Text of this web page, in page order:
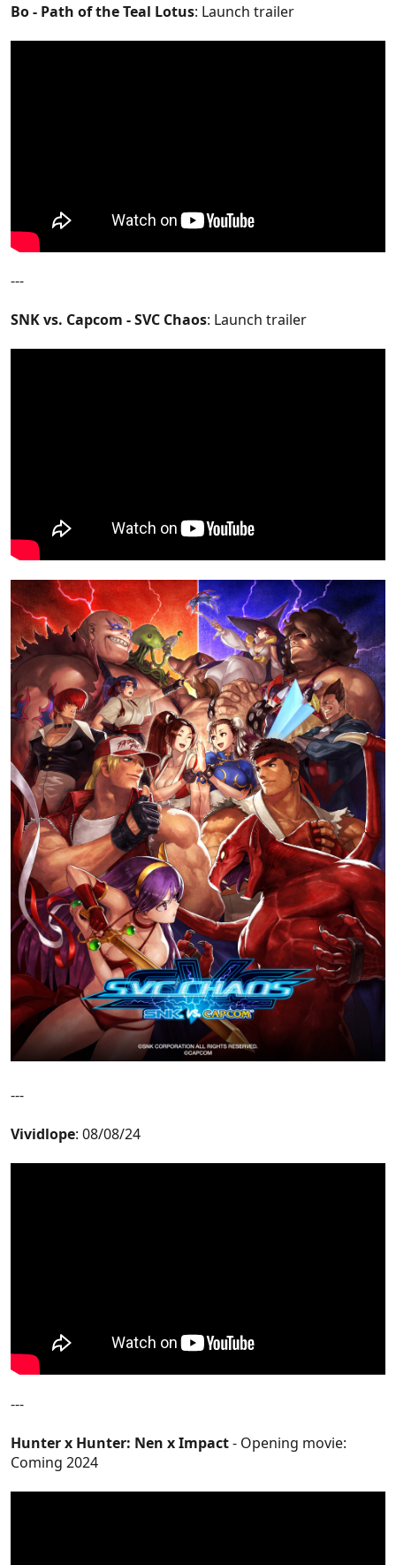
Bo - Path of the Teal Lotus: Launch trailer
---
SNK vs. Capcom - SVC Chaos: Launch trailer
---
Vividlope: 08/08/24
---
Hunter x Hunter: Nen x Impact- Opening movie:
Coming 2024